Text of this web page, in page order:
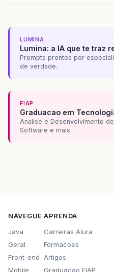
LUMINA
Lumina: a IA que te traz
Prompts prontos por
de verdade.
FIAP
Graduacao em
Analise e Desenvolvimento
Software e mais
NAVEGUE
Java
Geral
Front-end
Mobile
APRENDA
Carreiras Alura
Formacoes
Artigos
Graduacao FIAP